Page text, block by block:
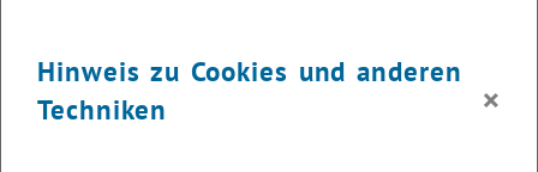
dünnsten Goldschichten viel zu dick.
Kupferoxid hilft gegen Goldklumpen
Hinweis zu Cookies und anderen
Techniken
×